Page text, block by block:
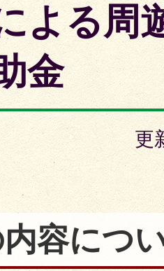
よる周
金
更
容につ